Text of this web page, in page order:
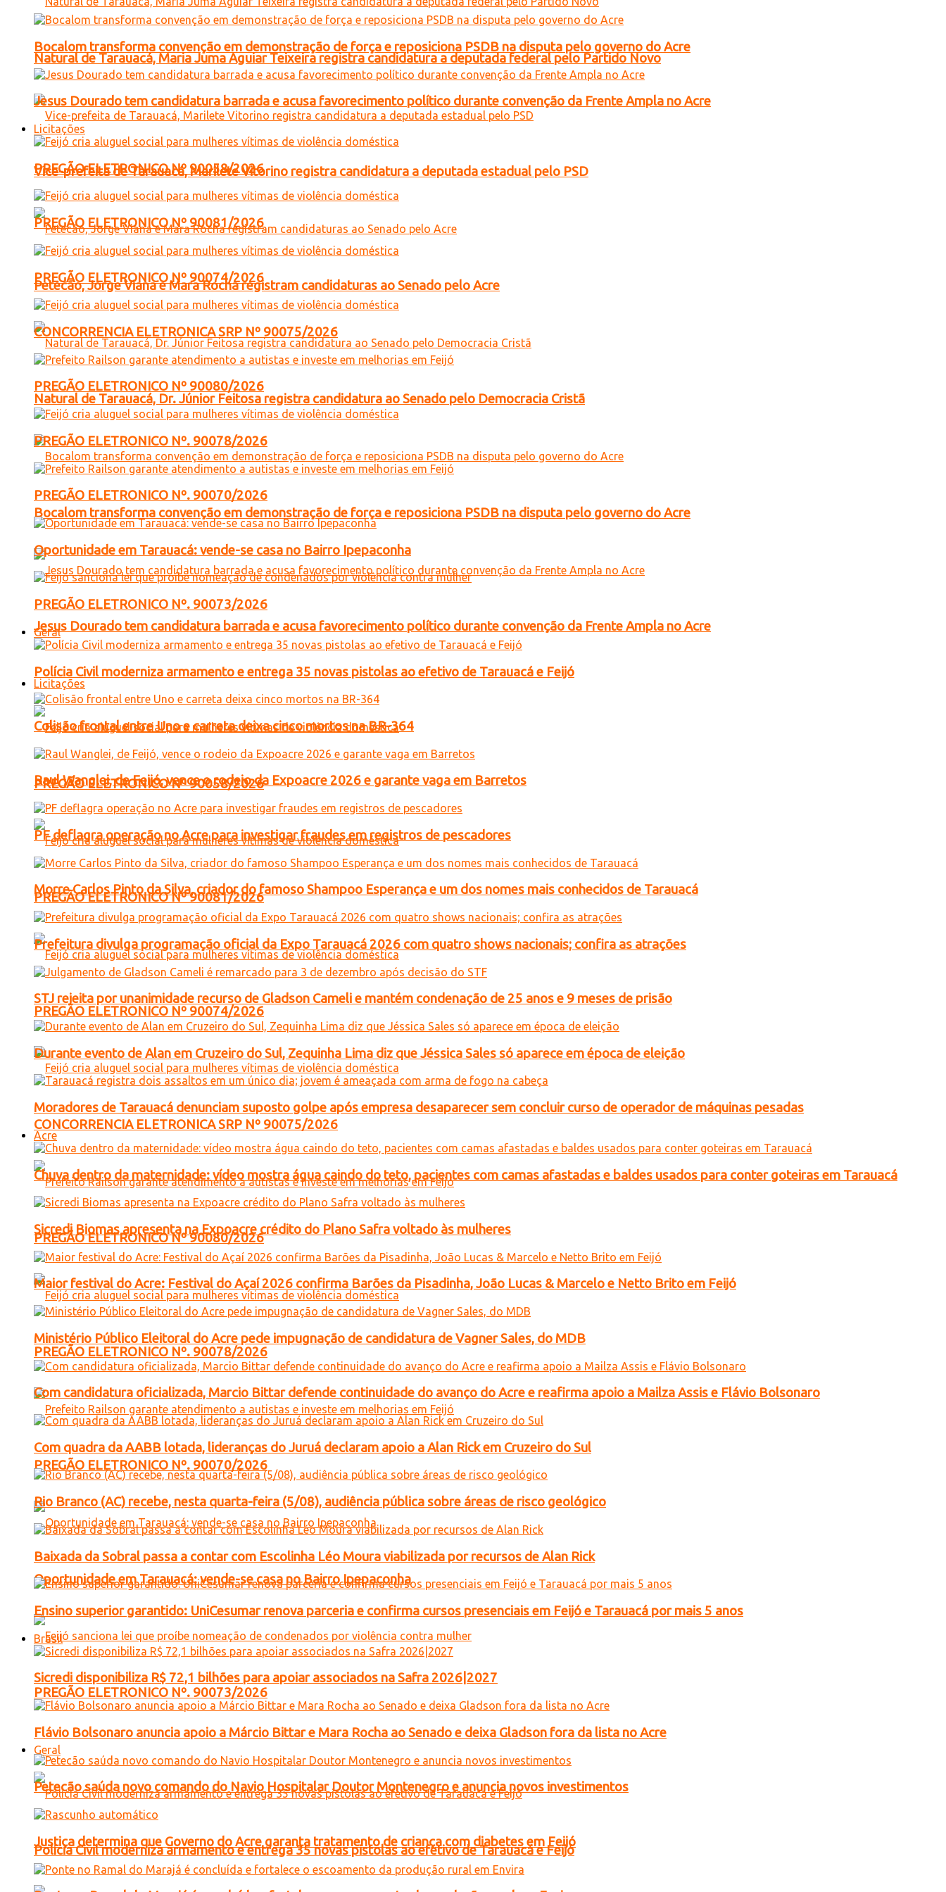
Natural de Tarauacá, Maria Juma Aguiar Teixeira registra candidatura a deputada federal pelo Partido Novo
Vice-prefeita de Tarauacá, Marilete Vitorino registra candidatura a deputada estadual pelo PSD
Petecão, Jorge Viana e Mara Rocha registram candidaturas ao Senado pelo Acre
Natural de Tarauacá, Dr. Júnior Feitosa registra candidatura ao Senado pelo Democracia Cristã
Bocalom transforma convenção em demonstração de força e reposiciona PSDB na disputa pelo governo do Acre
Jesus Dourado tem candidatura barrada e acusa favorecimento político durante convenção da Frente Ampla no Acre
Licitações
PREGÃO ELETRONICO Nº 90058/2026
PREGÃO ELETRONICO Nº 90081/2026
PREGÃO ELETRONICO Nº 90074/2026
CONCORRENCIA ELETRONICA SRP Nº 90075/2026
PREGÃO ELETRONICO Nº 90080/2026
PREGÃO ELETRONICO Nº. 90078/2026
PREGÃO ELETRONICO Nº. 90070/2026
Oportunidade em Tarauacá: vende-se casa no Bairro Ipepaconha
PREGÃO ELETRONICO Nº. 90073/2026
Geral
Polícia Civil moderniza armamento e entrega 35 novas pistolas ao efetivo de Tarauacá e Feijó
Bocalom transforma convenção em demonstração de força e reposiciona PSDB na disputa pelo governo do Acre
Jesus Dourado tem candidatura barrada e acusa favorecimento político durante convenção da Frente Ampla no Acre
Licitações
PREGÃO ELETRONICO Nº 90058/2026
PREGÃO ELETRONICO Nº 90081/2026
PREGÃO ELETRONICO Nº 90074/2026
CONCORRENCIA ELETRONICA SRP Nº 90075/2026
PREGÃO ELETRONICO Nº 90080/2026
PREGÃO ELETRONICO Nº. 90078/2026
PREGÃO ELETRONICO Nº. 90070/2026
Oportunidade em Tarauacá: vende-se casa no Bairro Ipepaconha
PREGÃO ELETRONICO Nº. 90073/2026
Geral
Polícia Civil moderniza armamento e entrega 35 novas pistolas ao efetivo de Tarauacá e Feijó
Colisão frontal entre Uno e carreta deixa cinco mortos na BR-364
Raul Wanglei, de Feijó, vence o rodeio da Expoacre 2026 e garante vaga em Barretos
PF deflagra operação no Acre para investigar fraudes em registros de pescadores
Morre Carlos Pinto da Silva, criador do famoso Shampoo Esperança e um dos nomes mais conhecidos de Tarauacá
Prefeitura divulga programação oficial da Expo Tarauacá 2026 com quatro shows nacionais; confira as atrações
STJ rejeita por unanimidade recurso de Gladson Cameli e mantém condenação de 25 anos e 9 meses de prisão
Durante evento de Alan em Cruzeiro do Sul, Zequinha Lima diz que Jéssica Sales só aparece em época de eleição
Moradores de Tarauacá denunciam suposto golpe após empresa desaparecer sem concluir curso de operador de máquinas pesadas
Acre
Chuva dentro da maternidade: vídeo mostra água caindo do teto, pacientes com camas afastadas e baldes usados para conter goteiras em Tarauacá
Sicredi Biomas apresenta na Expoacre crédito do Plano Safra voltado às mulheres
Maior festival do Acre: Festival do Açaí 2026 confirma Barões da Pisadinha, João Lucas & Marcelo e Netto Brito em Feijó
Ministério Público Eleitoral do Acre pede impugnação de candidatura de Vagner Sales, do MDB
Com candidatura oficializada, Marcio Bittar defende continuidade do avanço do Acre e reafirma apoio a Mailza Assis e Flávio Bolsonaro
Com quadra da AABB lotada, lideranças do Juruá declaram apoio a Alan Rick em Cruzeiro do Sul
Rio Branco (AC) recebe, nesta quarta-feira (5/08), audiência pública sobre áreas de risco geológico
Baixada da Sobral passa a contar com Escolinha Léo Moura viabilizada por recursos de Alan Rick
Ensino superior garantido: UniCesumar renova parceria e confirma cursos presenciais em Feijó e Tarauacá por mais 5 anos
Brasil
Sicredi disponibiliza R$ 72,1 bilhões para apoiar associados na Safra 2026|2027
Flávio Bolsonaro anuncia apoio a Márcio Bittar e Mara Rocha ao Senado e deixa Gladson fora da lista no Acre
Petecão saúda novo comando do Navio Hospitalar Doutor Montenegro e anuncia novos investimentos
Justiça determina que Governo do Acre garanta tratamento de criança com diabetes em Feijó